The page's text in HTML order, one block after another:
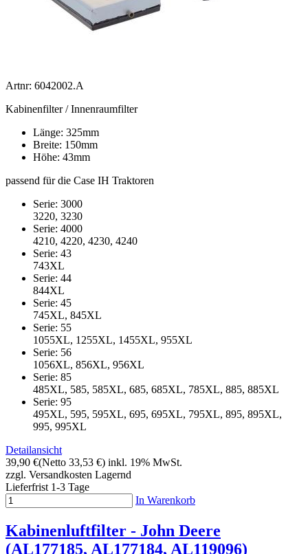
Artnr: 6042002.A
Kabinenfilter / Innenraumfilter
Länge: 325mm
Breite: 150mm
Höhe: 43mm
passend für die Case IH Traktoren
Serie: 3000
3220, 3230
Serie: 4000
4210, 4220, 4230, 4240
Serie: 43
743XL
Serie: 44
844XL
Serie: 45
745XL, 845XL
Serie: 55
1055XL, 1255XL, 1455XL, 955XL
Serie: 56
1056XL, 856XL, 956XL
Serie: 85
485XL, 585, 585XL, 685, 685XL, 785XL, 885, 885XL
Serie: 95
495XL, 595, 595XL, 695, 695XL, 795XL, 895, 895XL,
995, 995XL
Detailansicht
39,90 €(Netto 33,53 €) inkl. 19% MwSt.
zzgl. Versandkosten Lagernd
Lieferfrist 1-3 Tage
In Warenkorb
Kabinenluftfilter - John Deere
(AL177185, AL177184, AL119096)